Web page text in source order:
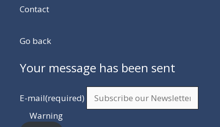
Contact
Go back
Your message has been sent
E-mail(required)
Warning